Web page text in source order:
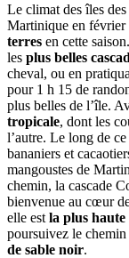
Le climat des îles
Martinique en février
terres en cette
les plus belles
cheval, ou en
pour 1 h 15 de
plus belles de l’île.
tropicale, dont les
l’autre. Le long de
bananiers et
mangoustes de
chemin, la cascade
bienvenue au cœur
elle est la plus
poursuivez le
de sable noir.